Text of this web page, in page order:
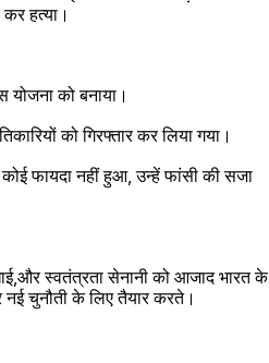
हत्या।
को बनाया।
और असेम्बली बम कांड में भगतसिंह, राजगुरू, सुखदेव और क‌ई क्रांतिकारियों को गिरफ्तार कर लिया गया।
फायदा नहीं हुआ, उन्हें फांसी की सजा
स्वतंत्रता सेनानी को आजाद भारत के
महान कार्य के लिए तैयार किया, अपनी पार्टी में शामिल हर क्रांतिकारियों का हौसला बढ़ाते,और न‌ई चुनौती के लिए तैयार करते।